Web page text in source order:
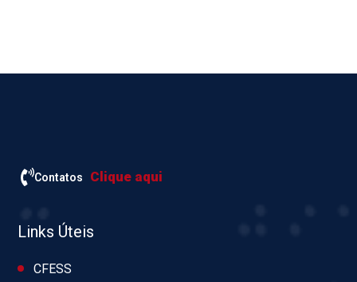
Contatos Clique aqui
Links Úteis
CFESS